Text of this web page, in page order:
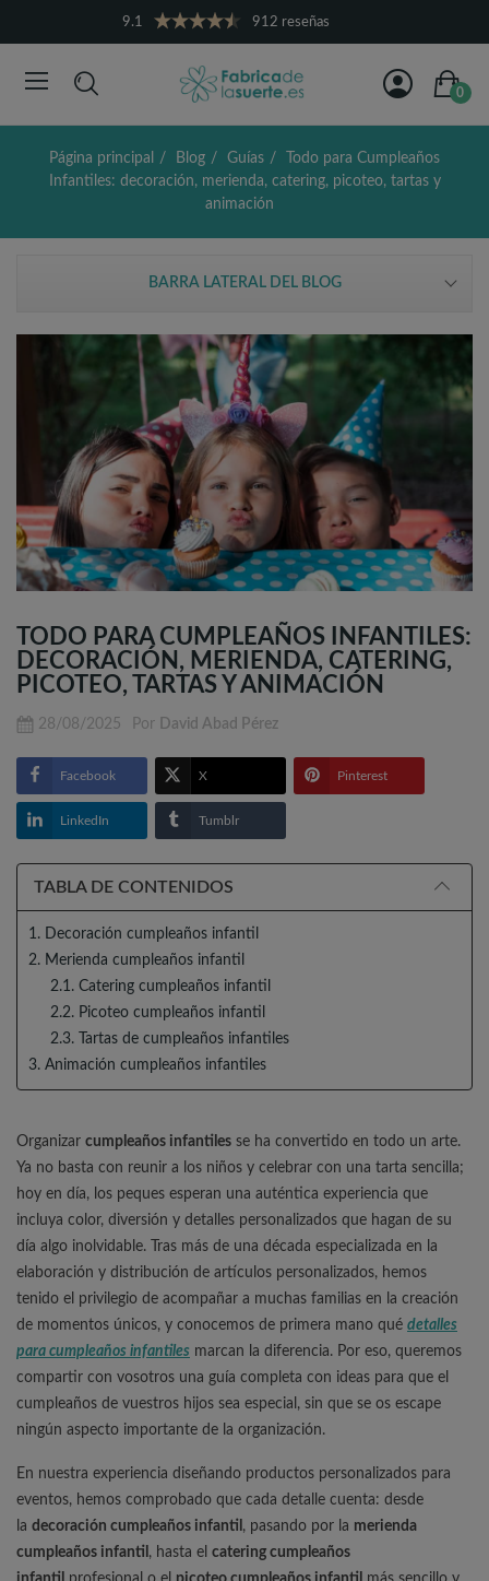
9.1 912 reseñas
0
Página principal Blog Guías
Todo para Cumpleaños
Infantiles: decoración, merienda, catering, picoteo, tartas y
animación
BARRA LATERAL DEL BLOG
TODO PARA CUMPLEAÑOS INFANTILES:
DECORACIÓN, MERIENDA, CATERING,
PICOTEO, TARTAS Y ANIMACIÓN
28/08/2025 Por David Abad Pérez
Facebook X Pinterest
LinkedIn Tumblr
TABLA DE CONTENIDOS
1. Decoración cumpleaños infantil
2. Merienda cumpleaños infantil
2.1. Catering cumpleaños infantil
2.2. Picoteo cumpleaños infantil
2.3. Tartas de cumpleaños infantiles
3. Animación cumpleaños infantiles
Organizar cumpleaños infantiles se ha convertido en todo un arte.
Ya no basta con reunir a los niños y celebrar con una tarta sencilla;
hoy en día, los peques esperan una auténtica experiencia que
incluya color, diversión y detalles personalizados que hagan de su
día algo inolvidable. Tras más de una década especializada en la
elaboración y distribución de artículos personalizados, hemos
tenido el privilegio de acompañar a muchas familias en la creación
de momentos únicos, y conocemos de primera mano qué detalles
para cumpleaños infantiles marcan la diferencia. Por eso, queremos
compartir con vosotros una guía completa con ideas para que el
cumpleaños de vuestros hijos sea especial, sin que se os escape
ningún aspecto importante de la organización.
En nuestra experiencia diseñando productos personalizados para
eventos, hemos comprobado que cada detalle cuenta: desde
la decoración cumpleaños infantil , pasando por la merienda
cumpleaños infantil , hasta el catering cumpleaños